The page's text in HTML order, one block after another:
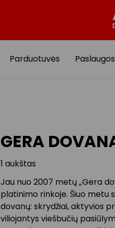
Parduotuvės Paslaugos
GERA
1 aukštas
Jau nuo 2007 metų „Gera
platinimo rinkoje. Šiuo metu
dovanų: skrydžiai, aktyvios
viliojantys viešbučių